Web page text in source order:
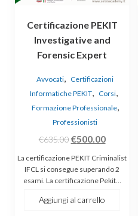
Certificazione PEKIT
Investigative and
Forensic Expert
Avvocati, Certificazioni
Informatiche PEKIT, Corsi,
Formazione Professionale,
Professionisti
€635.00 Il
prezzo
originale
era:
€635.00.
€500.00Il
prezzo
attuale
è:
La certificazione PEKIT Criminalist
IFCL si consegue superando 2
esami. La certificazione Pekit…
Aggiungi al carrello